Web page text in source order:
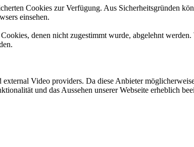
Cookies zur Verfügung. Aus Sicherheitsgründen
einsehen.
denen nicht zugestimmt wurde, abgelehnt
Video providers. Da diese Anbieter
und das Aussehen unserer Webseite erheblich